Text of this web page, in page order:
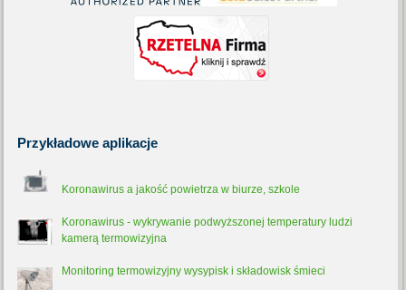
Przykładowe aplikacje
Koronawirus a jakość powietrza w biurze, szkole
Koronawirus - wykrywanie podwyższonej temperatury ludzi
kamerą termowizyjna
Monitoring termowizyjny wysypisk i składowisk śmieci